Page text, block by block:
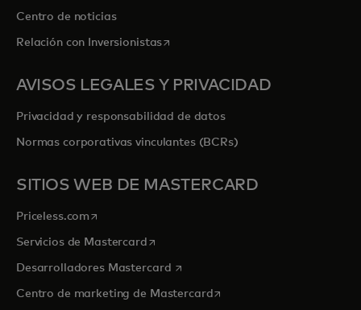
Centro de noticias
Relación con Inversionistasse abre en una pestaña nueva
AVISOS LEGALES Y PRIVACIDAD
Privacidad y responsabilidad de datos
Normas corporativas vinculantes (BCRs)
SITIOS WEB DE MASTERCARD
Priceless.com se abre en una pestaña nueva
Servicios de Mastercardse abre en una pestaña nueva
Desarrolladores Mastercard se abre en una pestaña nueva
Centro de marketing de Mastercardse abre en una pestaña